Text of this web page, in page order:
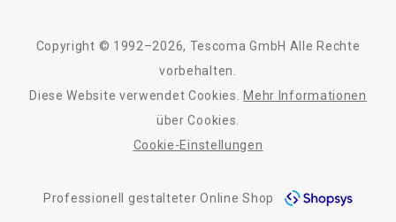
Qualität
Copyright © 1992–2026, Tescoma GmbH Alle Rechte
vorbehalten.
Diese Website verwendet Cookies. Mehr Informationen
über Cookies.
Cookie-Einstellungen
Professionell gestalteter Online Shop